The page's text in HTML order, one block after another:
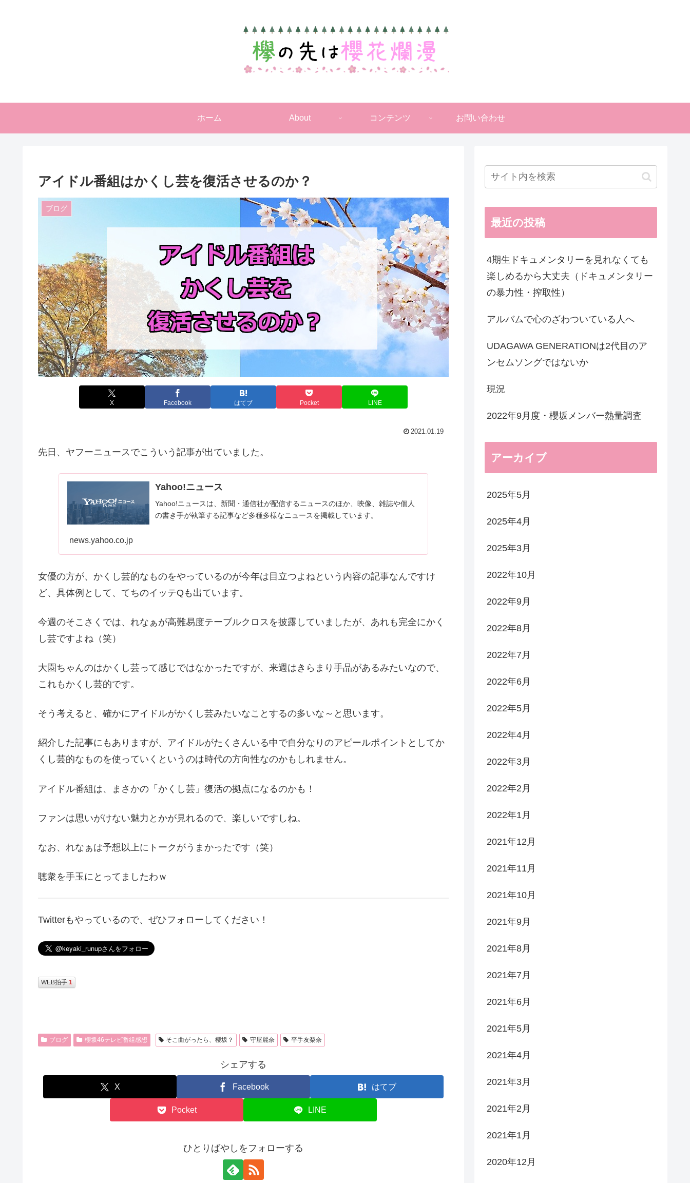
ホーム About コンテンツ お問い合わせ
アイドル番組はかくし芸を復活させるのか？
ブログ
X Facebook はてブ Pocket LINE
2021.01.19
先日、ヤフーニュースでこういう記事が出ていました。
Yahoo!ニュース
Yahoo!ニュースは、新聞・通信社が配信するニュースのほか、映像、雑誌や個人
の書き手が執筆する記事など多種多様なニュースを掲載しています。
news.yahoo.co.jp
女優の方が、かくし芸的なものをやっているのが今年は目立つよねという内容の記事なんですけ
ど、具体例として、てちのイッテQも出ています。
今週のそこさくでは、れなぁが高難易度テーブルクロスを披露していましたが、あれも完全にかく
し芸ですよね（笑）
大園ちゃんのはかくし芸って感じではなかったですが、来週はきらまり手品があるみたいなので、
これもかくし芸的です。
そう考えると、確かにアイドルがかくし芸みたいなことするの多いな～と思います。
紹介した記事にもありますが、アイドルがたくさんいる中で自分なりのアピールポイントとしてか
くし芸的なものを使っていくというのは時代の方向性なのかもしれません。
アイドル番組は、まさかの「かくし芸」復活の拠点になるのかも！
ファンは思いがけない魅力とかが見れるので、楽しいですしね。
なお、れなぁは予想以上にトークがうまかったです（笑）
聴衆を手玉にとってましたわｗ
Twitterもやっているので、ぜひフォローしてください！
WEB拍手 1
ブログ 櫻坂46テレビ番組感想 そこ曲がったら、櫻坂？ 守屋麗奈 平手友梨奈
シェアする
X Facebook はてブ
Pocket LINE
ひとりばやしをフォローする
最近の投稿
4期生ドキュメンタリーを見れなくても
楽しめるから大丈夫（ドキュメンタリー
の暴力性・搾取性）
アルバムで心のざわついている人へ
UDAGAWA GENERATIONは2代目のア
ンセムソングではないか
現況
2022年9月度・櫻坂メンバー熱量調査
アーカイブ
2025年5月
2025年4月
2025年3月
2022年10月
2022年9月
2022年8月
2022年7月
2022年6月
2022年5月
2022年4月
2022年3月
2022年2月
2022年1月
2021年12月
2021年11月
2021年10月
2021年9月
2021年8月
2021年7月
2021年6月
2021年5月
2021年4月
2021年3月
2021年2月
2021年1月
2020年12月